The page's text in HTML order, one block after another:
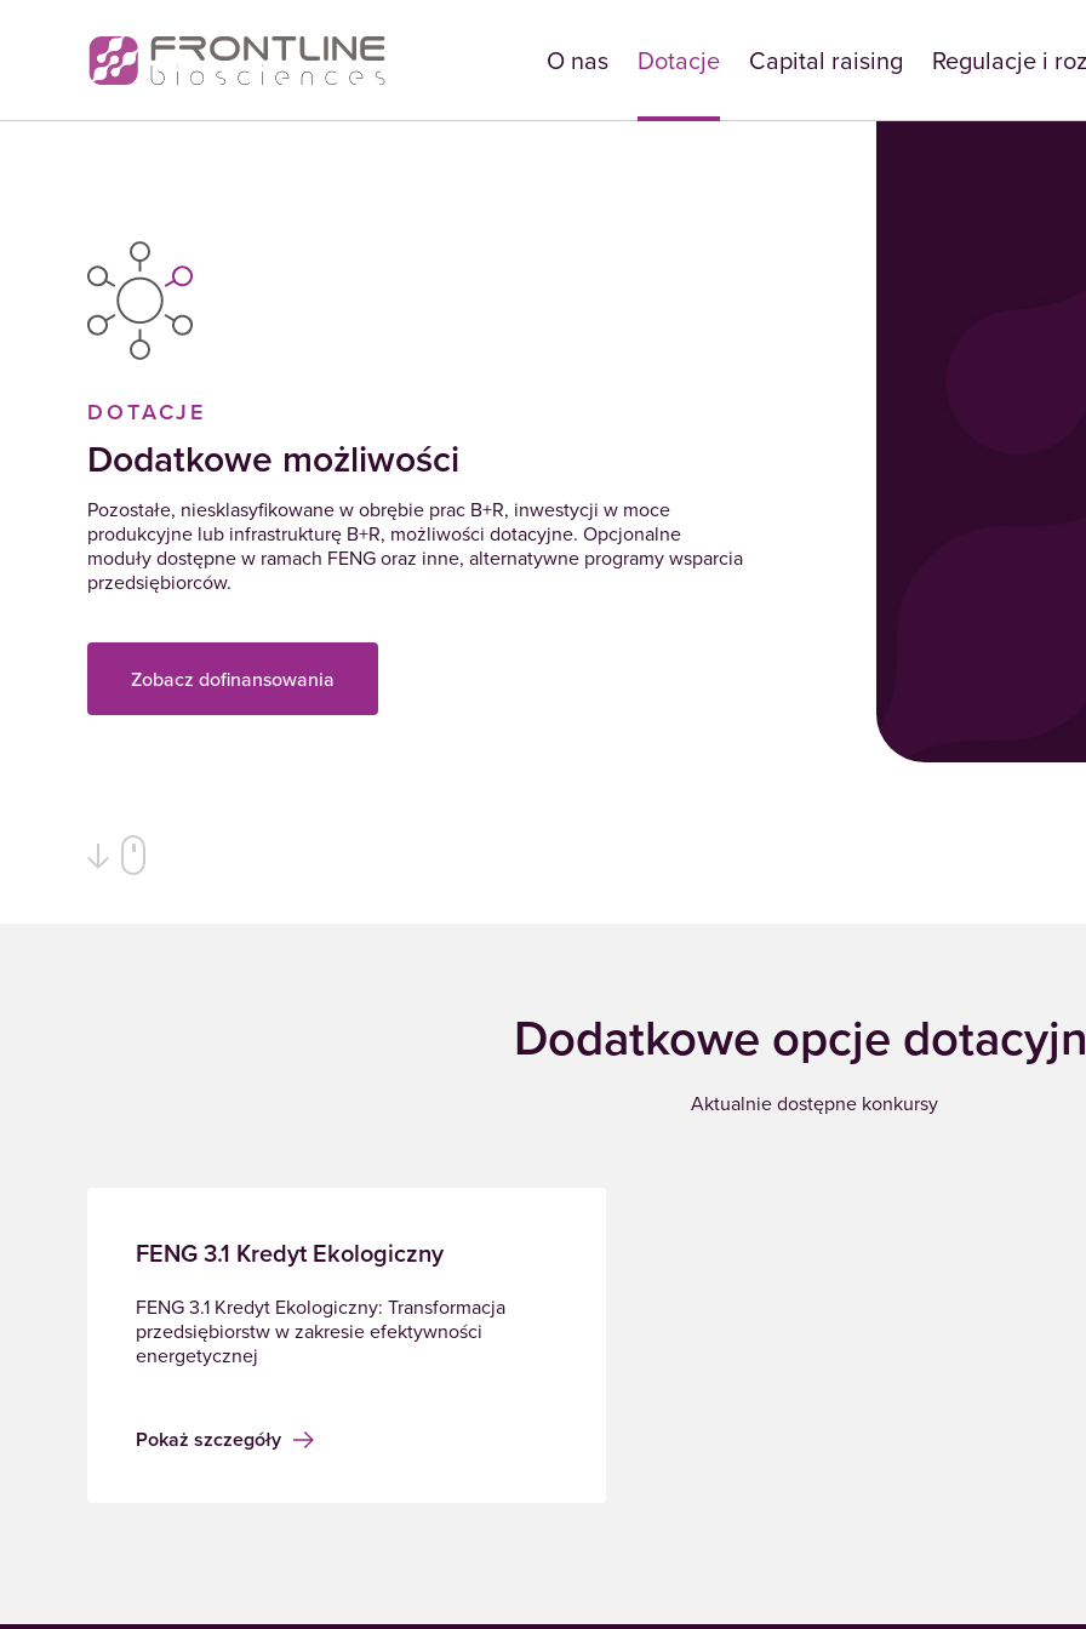
O nas Dotacje Capital raising Regulacje i
DOTACJE
Dodatkowe możliwości
Pozostałe, niesklasyfikowane w obrębie prac B+R, inwestycji w moce
produkcyjne lub infrastrukturę B+R, możliwości dotacyjne. Opcjonalne
moduły dostępne w ramach FENGoraz inne, alternatywne programy wsparcia
przedsiębiorców.
Zobacz dofinansowania
Dodatkowe opcje
Aktualnie dostępne konkursy
FENG 3.1 Kredyt Ekologiczny
FENG 3.1 Kredyt Ekologiczny: Transformacja
przedsiębiorstw w zakresie efektywności
energetycznej
Pokaż szczegóły